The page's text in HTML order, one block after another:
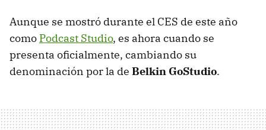
Aunque se mostró durante el CES de este año
como Podcast Studio, es ahora cuando se
presenta oficialmente, cambiando su
denominación por la de Belkin GoStudio.